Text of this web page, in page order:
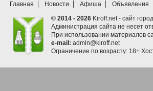
Главная Новости Афиша Объявления
© 2014 - 2026 Kiroff.net - сайт
Администрация сайта не несет
При использовании материалов
e-mail: admin@kiroff.net
Ограничение по возрасту: 18+